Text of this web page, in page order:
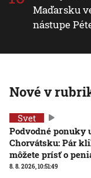
Maďarsku
nástupe
Nové v
Svet
Podvodné ponuky
Chorvátsku: Pár
môžete prísť o
8. 8. 2026, 10:51:49